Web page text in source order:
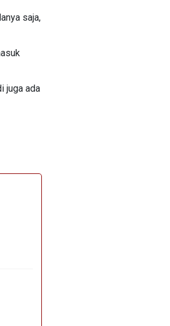
saja,
juga ada